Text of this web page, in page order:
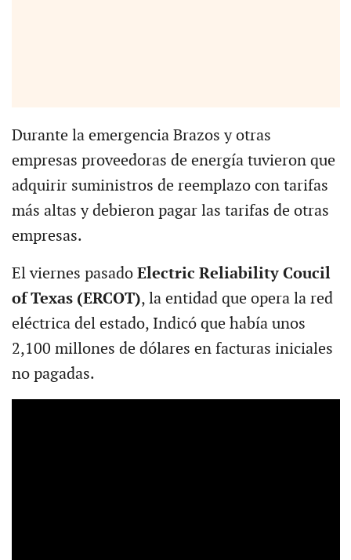
Durante la emergencia Brazos y otras
empresas proveedoras de energía tuvieron que
adquirir suministros de reemplazo con tarifas
más altas y debieron pagar las tarifas de otras
empresas.
El viernes pasado Electric Reliability Coucil
of Texas (ERCOT), la entidad que opera la red
eléctrica del estado, Indicó que había unos
2,100 millones de dólares en facturas iniciales
no pagadas.